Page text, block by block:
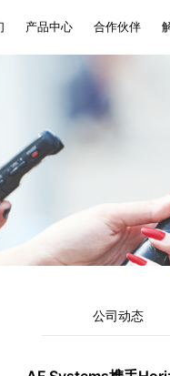
产品中心
Zechini
合作伙伴
公司动态